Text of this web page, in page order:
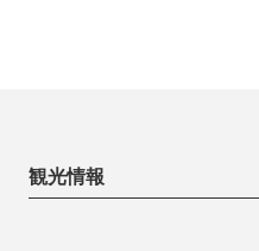
観光情報